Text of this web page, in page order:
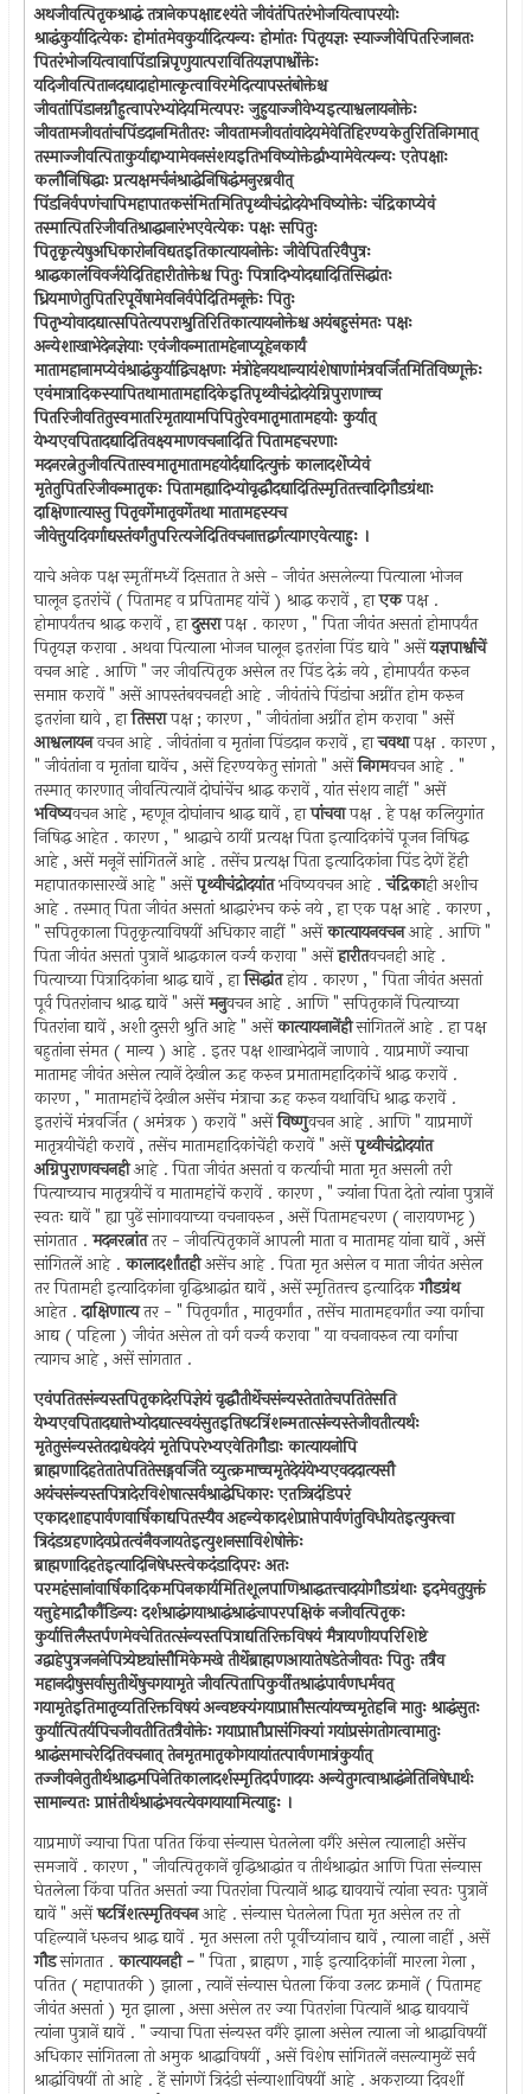
अथजीवत्पितृकश्राद्धं तत्रानेकपक्षादृश्यंते जीवंतंपितरंभोजयित्वापरयोः
श्राद्धंकुर्यादित्येकः होमांतमेवकुर्यादित्यन्यः होमांतः पितृयज्ञः स्याज्जीवेपितरिजानतः
पितरंभोजयित्वावापिंडान्निपृणुयात्परावितियज्ञपार्श्वोक्तेः
यदिजीवत्पितानदद्यादाहोमात्कृत्वाविरमेदित्यापस्तंबोक्तेश्च
जीवतांपिंडानग्नौहुत्वापरेभ्योदेयमित्यपरः जुहुयाज्जीवेभ्यइत्याश्वलायनोक्तेः
जीवतामजीवतांचपिंडदानमितीतरः जीवतामजीवतांवादेयमेवेतिहिरण्यकेतुरितिनिगमात्
तस्माज्जीवत्पिताकुर्याद्दाभ्यामेवनसंशयइतिभविष्योक्तेर्द्वाभ्यामेवेत्यन्यः एतेपक्षाः
कलौनिषिद्धाः प्रत्यक्षमर्चनंश्राद्धेनिषिद्धंमनुरब्रवीत्
पिंडनिर्वपणंचापिमहापातकसंमितमितिपृथ्वीचंद्रोदयेभविष्योक्तेः चंद्रिकाप्येवं
तस्मात्पितरिजीवतिश्राद्धानारंभएवेत्येकः पक्षः सपितुः
पितृकृत्येषुअधिकारोनविद्यतइतिकात्यायनोक्तेः जीवेपितरिवैपुत्रः
श्राद्धकालंविवर्जयेदितिहारीतोक्तेश्च पितुः पित्रादिभ्योदद्यादितिसिद्धांतः
ध्रियमाणेतुपितरिपूर्वेषामेवनिर्वपेदितिमनूक्तेः पितुः
पितृभ्योवादद्यात्सपितेत्यपराश्रुतिरितिकात्यायनोक्तेश्च अयंबहुसंमतः पक्षः
अन्येशाखाभेदेनज्ञेयाः एवंजीवन्मातामहेनाप्यूहेनकार्यं
मातामहानामप्येवंश्राद्धंकुर्याद्विचक्षणः मंत्रोहेनयथान्यायंशेषाणांमंत्रवर्जितमितिविष्णूक्तेः
एवंमात्रादिकस्यापितथामातामहादिकेइतिपृथ्वीचंद्रोदयेग्निपुराणाच्च
पितरिजीवतितुस्वमातरिमृतायामपिपितुरेवमातृमातामहयोः कुर्यात्
येभ्यएवपितादद्यादितिवक्ष्यमाणवचनादिति पितामहचरणाः
मदनरत्नेतुजीवत्पितास्वमातृमातामहयोर्दद्यादित्युक्तं कालादर्शेप्येवं
मृतेतुपितरिजीवन्मातृकः पितामह्यादिभ्योवृद्धौदद्यादितिस्मृतितत्त्वादिगौडग्रंथाः
दाक्षिणात्यास्तु पितृवर्गेमातृवर्गेतथा मातामहस्यच
जीवेत्तुयदिवर्गाद्यस्तंवर्गंतुपरित्यजेदितिवचनात्तद्वर्गत्यागएवेत्याहुः ।
याचे अनेक पक्ष स्मृतींमध्यें दिसतात ते असे - जीवंत असलेल्या पित्याला भोजन
घालून इतरांचें ( पितामह व प्रपितामह यांचें ) श्राद्ध करावें , हाएकपक्ष .
होमापर्यंतच श्राद्ध करावें , हादुसरापक्ष . कारण , " पिता जीवंत असतां होमापर्यंत
पितृयज्ञ करावा . अथवा पित्याला भोजन घालून इतरांना पिंड द्यावे " असेंयज्ञपार्श्वाचें
वचन आहे . आणि " जर जीवत्पितृक असेल तर पिंड देऊं नये , होमापर्यंत करुन
समाप्त करावें " असें आपस्तंबवचनही आहे . जीवंतांचे पिंडांचा अग्नींत होम करुन
इतरांना द्यावे , हातिसरापक्ष ; कारण , " जीवंतांना अग्नींत होम करावा " असें
आश्वलायनवचन आहे . जीवंतांना व मृतांना पिंडदान करावें , हाचवथापक्ष . कारण ,
" जीवंतांना व मृतांना द्यावेंच , असें हिरण्यकेतु सांगतो " असेंनिगमवचन आहे . "
तस्मात् कारणात् जीवत्पित्यानें दोघांचेंच श्राद्ध करावें , यांत संशय नाहीं " असें
भविष्यवचन आहे , म्हणून दोघांनाच श्राद्ध द्यावें , हापांचवापक्ष . हे पक्ष कलियुगांत
निषिद्ध आहेत . कारण , " श्राद्धाचे ठायीं प्रत्यक्ष पिता इत्यादिकांचें पूजन निषिद्ध
आहे , असें मनूनें सांगितलें आहे . तसेंच प्रत्यक्ष पिता इत्यादिकांना पिंड देणें हेंही
महापातकासारखें आहे " असेंपृथ्वीचंद्रोदयांतभविष्यवचन आहे .चंद्रिकाही अशीच
आहे . तस्मात् पिता जीवंत असतां श्राद्धारंभच करुं नये , हा एक पक्ष आहे . कारण ,
" सपितृकाला पितृकृत्याविषयीं अधिकार नाहीं " असेंकात्यायनवचनआहे . आणि "
पिता जीवंत असतां पुत्रानें श्राद्धकाल वर्ज्य करावा " असेंहारीतवचनही आहे .
पित्याच्या पित्रादिकांना श्राद्ध द्यावें , हासिद्धांतहोय . कारण , " पिता जीवंत असतां
पूर्व पितरांनाच श्राद्ध द्यावें " असेंमनुवचन आहे . आणि " सपितृकानें पित्याच्या
पितरांना द्यावें , अशी दुसरी श्रुति आहे " असेंकात्यायनानेंहीसांगितलें आहे . हा पक्ष
बहुतांना संमत ( मान्य ) आहे . इतर पक्ष शाखाभेदानें जाणावे . याप्रमाणें ज्याचा
मातामह जीवंत असेल त्यानें देखील ऊह करुन प्रमातामहादिकांचें श्राद्ध करावें .
कारण , " मातामहांचें देखील असेंच मंत्राचा ऊह करुन यथाविधि श्राद्ध करावें .
इतरांचें मंत्रवर्जित ( अमंत्रक ) करावें " असेंविष्णुवचन आहे . आणि " याप्रमाणें
मातृत्रयीचेंही करावें , तसेंच मातामहादिकांचेंही करावें " असेंपृथ्वीचंद्रोदयांत
अग्निपुराणवचनहीआहे . पिता जीवंत असतां व कर्त्याची माता मृत असली तरी
पित्याच्याच मातृत्रयीचें व मातामहांचें करावें . कारण , " ज्यांना पिता देतो त्यांना पुत्रानें
स्वतः द्यावें " ह्या पुढें सांगावयाच्या वचनावरुन , असें पितामहचरण ( नारायणभट्ट )
सांगतात .मदनरत्नांततर - जीवत्पितृकानें आपली माता व मातामह यांना द्यावें , असें
सांगितलें आहे .कालादर्शांतहीअसेंच आहे . पिता मृत असेल व माता जीवंत असेल
तर पितामही इत्यादिकांना वृद्धिश्राद्धांत द्यावें , असें स्मृतितत्त्व इत्यादिकगौडग्रंथ
आहेत .दाक्षिणात्यतर - " पितृवर्गांत , मातृवर्गांत , तसेंच मातामहवर्गांत ज्या वर्गाचा
आद्य ( पहिला ) जीवंत असेल तो वर्ग वर्ज्य करावा " या वचनावरुन त्या वर्गाचा
त्यागच आहे , असें सांगतात .
एवंपतितसंन्यस्तपितृकादेरपिज्ञेयं वृद्धौतीर्थेचसंन्यस्तेतातेचपतितेसति
येभ्यएवपितादद्यात्तेभ्योदद्यात्स्वयंसुतइतिषटत्रिंशन्मतात्संन्यस्तेजीवतीत्यर्थः
मृतेतुसंन्यस्तेतदाद्येवदेयं मृतेपिपरेभ्यएवेतिगौडाः कात्यायनोपि
ब्राह्मणादिहतेतातेपतितेसड्गवर्जिते व्युत्क्रमाच्चमृतेदेयंयेभ्यएवददात्यसौ
अयंचसंन्यस्तपित्रादेरविशेषात्सर्वश्राद्धेधिकारः एतत्र्त्रिदंडिपरं
एकादशाहपार्वणवार्षिकाद्यपितस्यैव अहन्येकादशेप्राप्तेपार्वणंतुविधीयतेइत्युक्त्वा
त्रिदंडग्रहणादेवप्रेतत्वंनैवजायतेइत्युशनसाविशेषोक्तेः
ब्राह्मणादिहतेइत्यादिनिषेधस्त्वेकदंडादिपरः अतः
परमहंसानांवार्षिकादिकमपिनकार्यमितिशूलपाणिश्राद्धतत्त्वादयोगौडग्रंथाः इदमेवतुयुक्तं
यत्तुहेमाद्रौकौंडिन्यः दर्शश्राद्धंगयाश्राद्धंश्राद्धंचापरपक्षिकं नजीवत्पितृकः
कुर्यात्तिलैस्तर्पणमेवचेतितत्संन्यस्तपित्राद्यतिरिक्तविषयं मैत्रायणीयपरिशिष्टे
उद्वाहेपुत्रजननेपित्र्येष्ट्यांसौमिकेमखे तीर्थेब्राह्मणआयातेषडेतेजीवतः पितुः तत्रैव
महानदीषुसर्वासुतीर्थेषुचगयामृते जीवत्पितापिकुर्वीतश्राद्धंपार्वणधर्मवत्
गयामृतेइतिमातृव्यतिरिक्तविषयं अन्वष्टक्यंगयाप्राप्तौसत्यांयच्चमृतेहनि मातुः श्राद्धंसुतः
कुर्यात्पितर्यपिचजीवतीतितत्रैवोक्तेः गयाप्राप्तौप्रासंगिक्यां गयांप्रसंगतोगत्वामातुः
श्राद्धंसमाचरेदितिवचनात् तेनमृतमातृकोगयायांतत्पार्वणमात्रंकुर्यात्
तज्जीवनेतुतीर्थश्राद्धमपिनेतिकालादर्शस्मृतिदर्पणादयः अन्येतुगत्वाश्राद्धंनेतिनिषेधार्थः
सामान्यतः प्राप्तंतीर्थश्राद्धंभवत्येवगयायामित्याहुः ।
याप्रमाणें ज्याचा पिता पतित किंवा संन्यास घेतलेला वगैरे असेल त्यालाही असेंच
समजावें . कारण , " जीवत्पितृकानें वृद्धिश्राद्धांत व तीर्थश्राद्धांत आणि पिता संन्यास
घेतलेला किंवा पतित असतां ज्या पितरांना पित्यानें श्राद्ध द्यावयाचें त्यांना स्वतः पुत्रानें
द्यावें " असेंषटत्रिंशत्स्मृतिवचनआहे . संन्यास घेतलेला पिता मृत असेल तर तो
पहिल्यानें धरुनच श्राद्ध द्यावें . मृत असला तरी पूर्वीच्यांनाच द्यावें , त्याला नाहीं , असें
गौडसांगतात .कात्यायनही -" पिता , ब्राह्मण , गाई इत्यादिकांनीं मारला गेला ,
पतित ( महापातकी ) झाला , त्यानें संन्यास घेतला किंवा उलट क्रमानें ( पितामह
जीवंत असतां ) मृत झाला , असा असेल तर ज्या पितरांना पित्यानें श्राद्ध द्यावयाचें
त्यांना पुत्रानें द्यावें . " ज्याचा पिता संन्यस्त वगैरे झाला असेल त्याला जो श्राद्धाविषयीं
अधिकार सांगितला तो अमुक श्राद्धाविषयीं , असें विशेष सांगितलें नसल्यामुळें सर्व
श्राद्धांविषयीं तो आहे . हें सांगणें त्रिदंडी संन्याशाविषयीं आहे . अकराव्या दिवशीं